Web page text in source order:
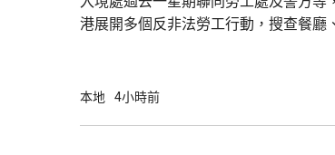
所得稅法實施以來，一直堅持的基本原
港展開多個反非法勞工行動，搜查餐廳
紙」。至於涉嫌聘用相關非法勞工的僱
本地 4小時前